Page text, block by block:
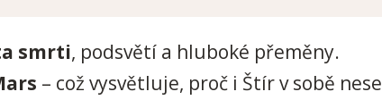
smrti, podsvětí a hluboké přeměny.
– což vysvětluje, proč i Štír v sobě nese